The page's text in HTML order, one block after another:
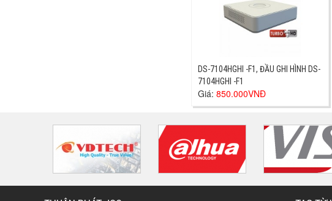
DS-7104HGHI -F1, ĐẦU GHI HÌNH DS-
7104HGHI -F1
Giá: 850.000VNĐ